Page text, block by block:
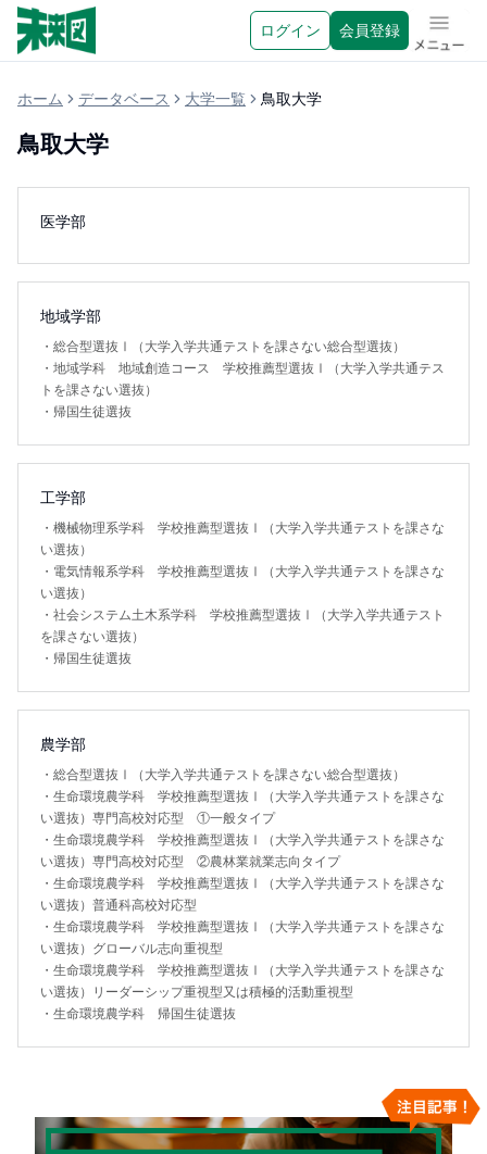
ログイン 会員登録 メニュ
ホーム データベース 大学一覧 鳥取大学
鳥取大学
医学部
地域学部
・ 総合型選抜Ⅰ（大学入学共通テストを課さない総合型選抜）
・ 地域学科 地域創造コース 学校推薦型選抜Ⅰ（大学入学共通テス
トを課さない選抜）
・ 帰国生徒選抜
工学部
・ 機械物理系学科 学校推薦型選抜Ⅰ（大学入学共通テストを課さな
い選抜）
・ 電気情報系学科 学校推薦型選抜Ⅰ（大学入学共通テストを課さな
い選抜）
・ 社会システム土木系学科 学校推薦型選抜Ⅰ（大学入学共通テスト
を課さない選抜）
・ 帰国生徒選抜
農学部
・ 総合型選抜Ⅰ（大学入学共通テストを課さない総合型選抜）
・ 生命環境農学科 学校推薦型選抜Ⅰ（大学入学共通テストを課さな
い選抜）専門高校対応型 ①一般タイプ
・ 生命環境農学科 学校推薦型選抜Ⅰ（大学入学共通テストを課さな
い選抜）専門高校対応型 ②農林業就業志向タイプ
・ 生命環境農学科 学校推薦型選抜Ⅰ（大学入学共通テストを課さな
い選抜）普通科高校対応型
・ 生命環境農学科 学校推薦型選抜Ⅰ（大学入学共通テストを課さな
い選抜）グローバル志向重視型
・ 生命環境農学科 学校推薦型選抜Ⅰ（大学入学共通テストを課さな
い選抜）リーダーシップ重視型又は積極的活動重視型
・ 生命環境農学科 帰国生徒選抜